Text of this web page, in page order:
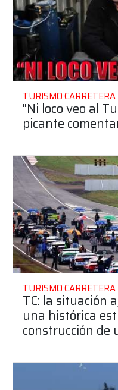
TURISMO CARRETERA
"Ni loco veo al
picante
TURISMO CARRETERA
TC: la situación
una histórica
construcción de